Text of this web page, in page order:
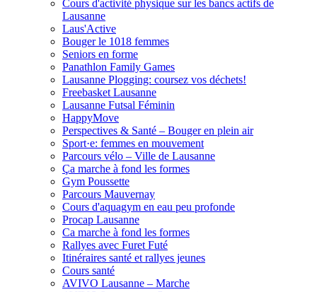
Cours d'activité physique sur les bancs actifs de
Lausanne
Laus'Active
Bouger le 1018 femmes
Seniors en forme
Panathlon Family Games
Lausanne Plogging: coursez vos déchets!
Freebasket Lausanne
Lausanne Futsal Féminin
HappyMove
Perspectives & Santé – Bouger en plein air
Sport·e: femmes en mouvement
Parcours vélo – Ville de Lausanne
Ça marche à fond les formes
Gym Poussette
Parcours Mauvernay
Cours d'aquagym en eau peu profonde
Procap Lausanne
Ca marche à fond les formes
Rallyes avec Furet Futé
Itinéraires santé et rallyes jeunes
Cours santé
AVIVO Lausanne – Marche